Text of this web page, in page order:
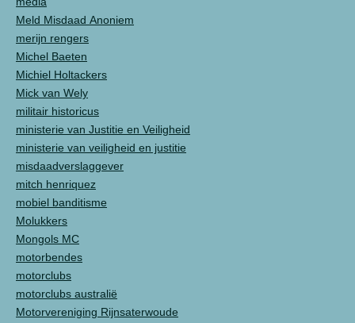
Meld Misdaad Anoniem
merijn rengers
Michel Baeten
Michiel Holtackers
Mick van Wely
militair historicus
ministerie van Justitie en Veiligheid
ministerie van veiligheid en justitie
misdaadverslaggever
mitch henriquez
mobiel banditisme
Molukkers
Mongols MC
motorbendes
motorclubs
motorclubs australië
Motorvereniging Rijnsaterwoude